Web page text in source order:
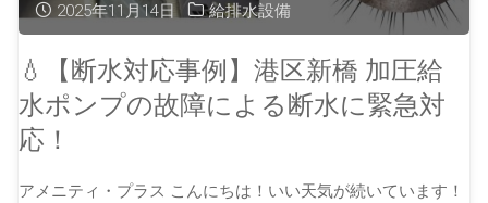
2025年11月14日 給排水設備
💧【断水対応事例】港区新橋 加圧給
水ポンプの故障による断水に緊急対
応！
アメニティ・プラス こんにちは！いい天気が続いています！